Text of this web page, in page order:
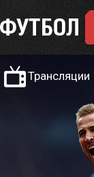
Трансляции